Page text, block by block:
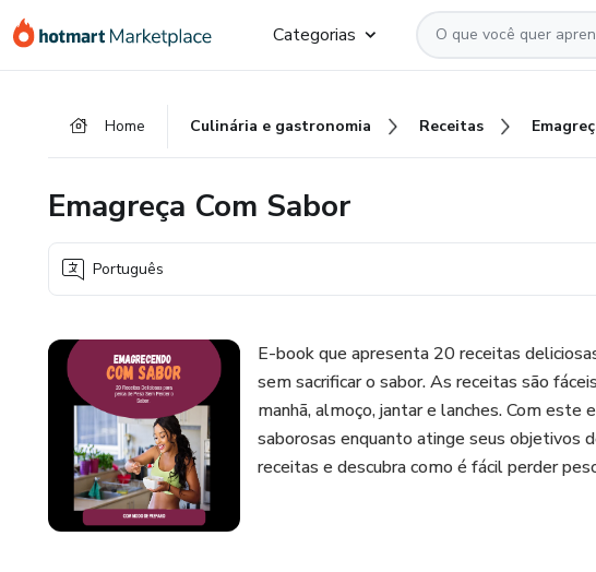
para
para
para
Categorias
Home Culinária e gastronomia Receitas
Emagreça Com Sabor
Português
E-book que apresenta 20 receitas
sem sacrificar o sabor. As receitas são
manhã, almoço, jantar e lanches. Com
saborosas enquanto atinge seus objetivos
receitas e descubra como é fácil perder